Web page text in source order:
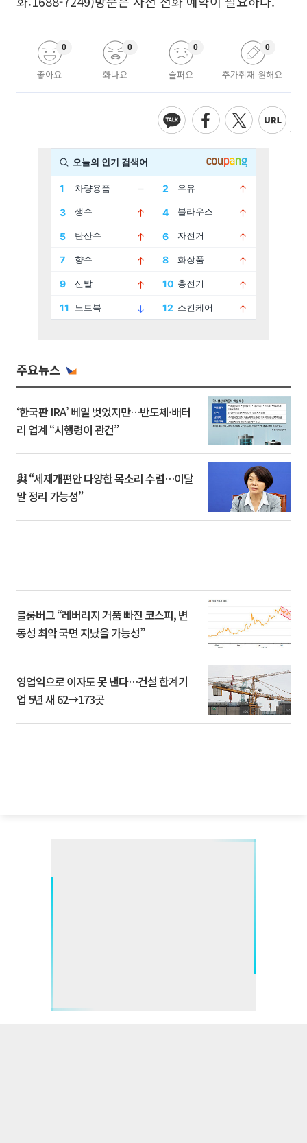
좋아요
0
화나요
0
슬퍼요
0
추가취재 원해요
0
주요뉴스
‘한국판 IRA’ 베일 벗었지만…반도체·배터
리 업계 “시행령이 관건”
與 “세제개편안 다양한 목소리 수렴…이달
말 정리 가능성”
블룸버그 “레버리지 거품 빠진 코스피, 변
동성 최악 국면 지났을 가능성”
영업익으로 이자도 못 낸다…건설 한계기
업 5년 새 62→173곳